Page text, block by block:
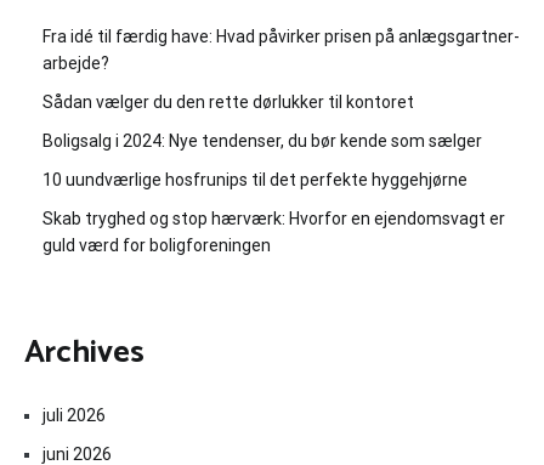
Fra idé til færdig have: Hvad påvirker prisen på anlægsgartner-
arbejde?
Sådan vælger du den rette dørlukker til kontoret
Boligsalg i 2024: Nye tendenser, du bør kende som sælger
10 uundværlige hosfrunips til det perfekte hyggehjørne
Skab tryghed og stop hærværk: Hvorfor en ejendomsvagt er
guld værd for boligforeningen
Archives
juli 2026
juni 2026